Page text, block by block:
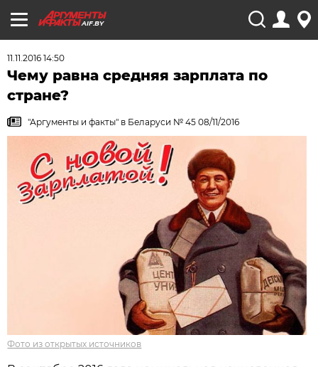
AIF.BY
11.11.2016 14:50
Чему равна средняя зарплата по
стране?
"Аргументы и факты" в Беларуси № 45 08/11/2016
Фото из открытых источников